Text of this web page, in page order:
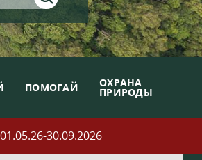
ПОМОГАЙ ОХРАНА
ПРИРОДЫ
30.09.2026